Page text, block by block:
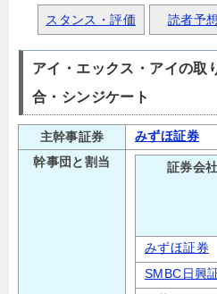
スタンス・評価 読者予想
アイ・エックス・アイの取
合・シンジケート
主幹事証券
みずほ証券
幹事団と割当
証券会
みずほ証券
SMBC日興